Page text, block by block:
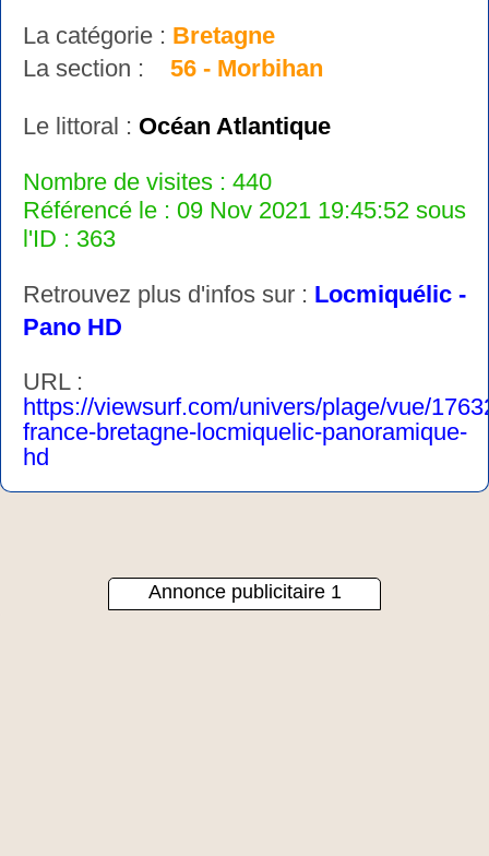
La catégorie : Bretagne
La section : 56 - Morbihan
Le littoral : Océan Atlantique
Nombre de visites : 440
Référencé le : 09 Nov 2021 19:45:52 sous
l'ID : 363
Retrouvez plus d'infos sur : Locmiquélic -
Pano HD
URL :
https://viewsurf.com/univers/plage/vue/
france-bretagne-locmiquelic-panoramique-
hd
Annonce publicitaire 1